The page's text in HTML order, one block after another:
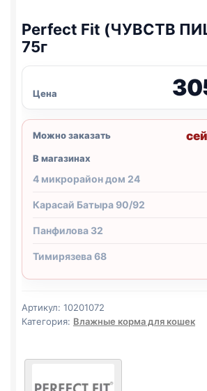
Perfect Fit (ЧУВСТВ
75г
Цена
Можно заказать
В магазинах
4 микрорайон дом 24
Карасай Батыра 90/92
Панфилова 32
Тимирязева 68
Артикул: 10201072
Категория: Влажные корма для кошек